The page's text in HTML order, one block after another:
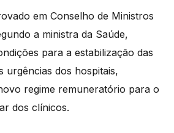
em Conselho de Ministros
a ministra da Saúde,
para a estabilização das
urgências dos hospitais,
regime remuneratório para o
dos clínicos.